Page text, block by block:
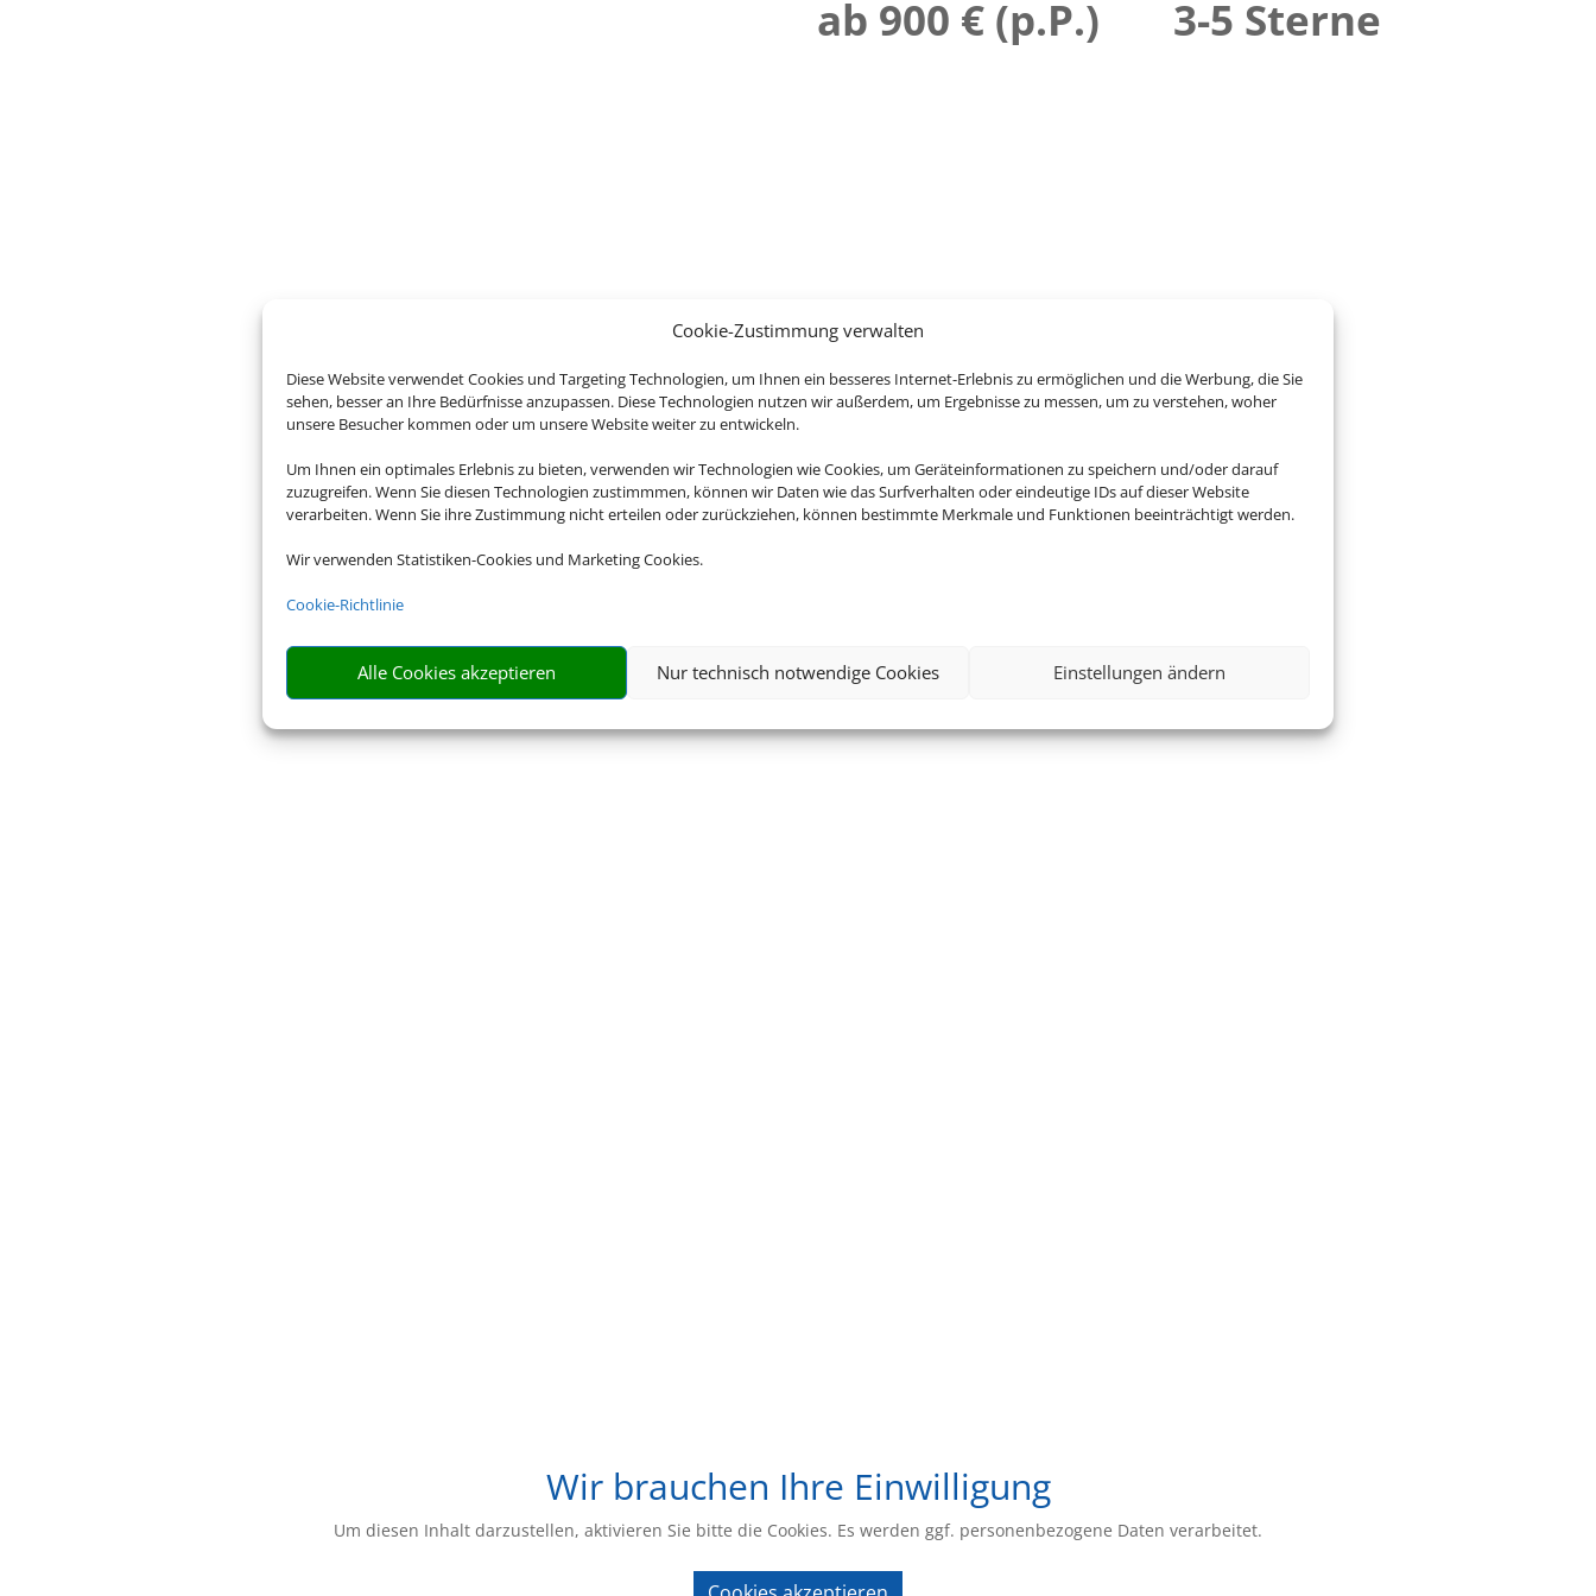
Cookie-Zustimmung verwalten
Diese Website verwendet Cookies und Targeting Technologien, um Ihnen ein besseres Internet-Erlebnis zu ermöglichen und die Werbung, die Sie
sehen, besser an Ihre Bedürfnisse anzupassen. Diese Technologien nutzen wir außerdem, um Ergebnisse zu messen, um zu verstehen, woher
unsere Besucher kommen oder um unsere Website weiter zu entwickeln.
Um Ihnen ein optimales Erlebnis zu bieten, verwenden wir Technologien wie Cookies, um Geräteinformationen zu speichern und/oder darauf
zuzugreifen. Wenn Sie diesen Technologien zustimmmen, können wir Daten wie das Surfverhalten oder eindeutige IDs auf dieser Website
verarbeiten. Wenn Sie ihre Zustimmung nicht erteilen oder zurückziehen, können bestimmte Merkmale und Funktionen beeinträchtigt werden.
Wir verwenden Statistiken-Cookies und Marketing Cookies.
Cookie-Richtlinie
Alle Cookies akzeptieren Nur technisch notwendige Cookies Einstellungen ändern
ab 900 € (p.P.) 3-5 Sterne
Wir brauchen Ihre Einwilligung
Um diesen Inhalt darzustellen, aktivieren Sie bitte die Cookies. Es werden ggf. personenbezogene Daten verarbeitet.